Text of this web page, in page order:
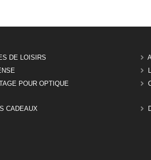
DE LOISIRS
POUR OPTIQUE
CADEAUX